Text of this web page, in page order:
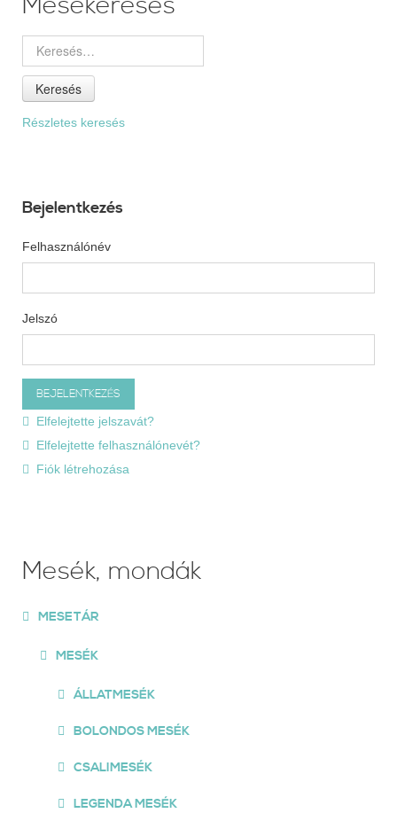
Keresés
Részletes keresés
Bejelentkezés
Felhasználónév
Jelszó
Elfelejtette jelszavát?
Elfelejtette felhasználónevét?
Fiók létrehozása
Mesék, mondák
MESETÁR
MESÉK
ÁLLATMESÉK
BOLONDOS MESÉK
CSALIMESÉK
LEGENDA MESÉK